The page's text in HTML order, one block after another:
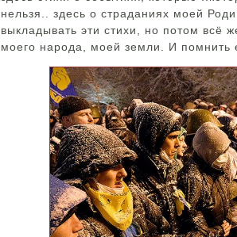
нельзя.. здесь о страданиях моей
выкладывать эти стихи, но потом всё
моего народа, моей земли. И помнить